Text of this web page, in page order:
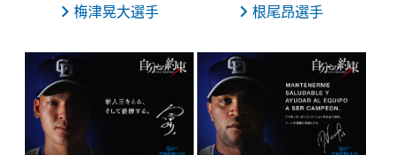
梅津晃大選手 根尾昂選手